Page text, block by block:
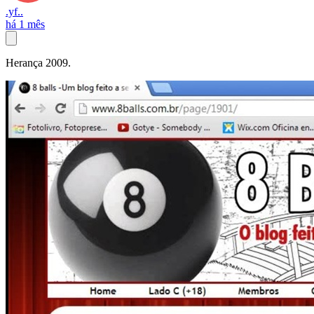
.yf..
há 1 mês
Herança 2009.